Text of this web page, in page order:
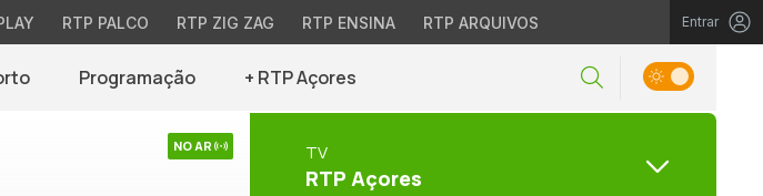
RTP PALCO RTP ZIG ZAG RTP ENSINA RTP ARQUIVOS Entrar
Programação + RTP Açores
NO AR TV
RTP Açores